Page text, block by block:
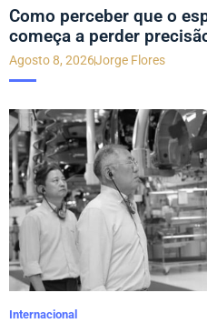
Como perceber que o
começa a perder
Agosto 8, 2026Jorge Flores
Internacional